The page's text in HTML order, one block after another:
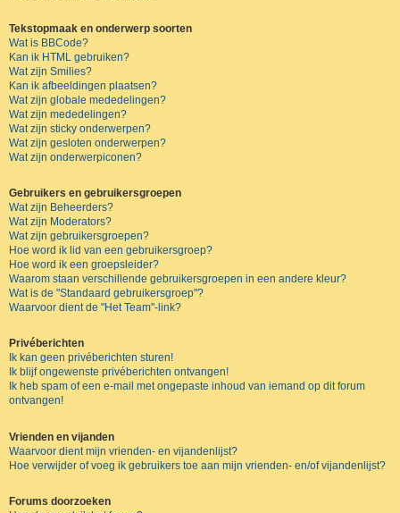
Tekstopmaak en onderwerp soorten
Wat is BBCode?
Kan ik HTML gebruiken?
Wat zijn Smilies?
Kan ik afbeeldingen plaatsen?
Wat zijn globale mededelingen?
Wat zijn mededelingen?
Wat zijn sticky onderwerpen?
Wat zijn gesloten onderwerpen?
Wat zijn onderwerpiconen?
Gebruikers en gebruikersgroepen
Wat zijn Beheerders?
Wat zijn Moderators?
Wat zijn gebruikersgroepen?
Hoe word ik lid van een gebruikersgroep?
Hoe word ik een groepsleider?
Waarom staan verschillende gebruikersgroepen in een andere kleur?
Wat is de "Standaard gebruikersgroep"?
Waarvoor dient de "Het Team"-link?
Privéberichten
Ik kan geen privéberichten sturen!
Ik blijf ongewenste privéberichten ontvangen!
Ik heb spam of een e-mail met ongepaste inhoud van iemand op dit forum
ontvangen!
Vrienden en vijanden
Waarvoor dient mijn vrienden- en vijandenlijst?
Hoe verwijder of voeg ik gebruikers toe aan mijn vrienden- en/of vijandenlijst?
Forums doorzoeken